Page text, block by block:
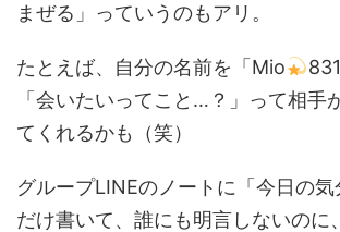
まぜる」っていうのもアリ。
たとえば、自分の名前を「Mio
「会いたいってこと…？」って相手
てくれるかも（笑）
グループLINEのノートに「今日の
だけ書いて、誰にも明言しないのに